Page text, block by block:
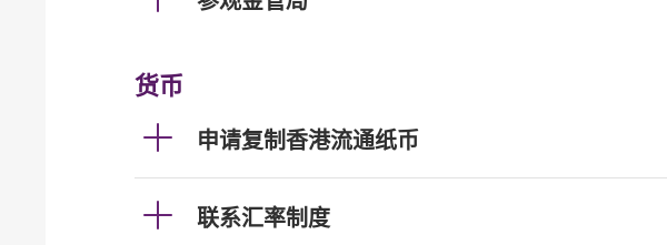
货币
申请复制香港流通纸币
联系汇率制度